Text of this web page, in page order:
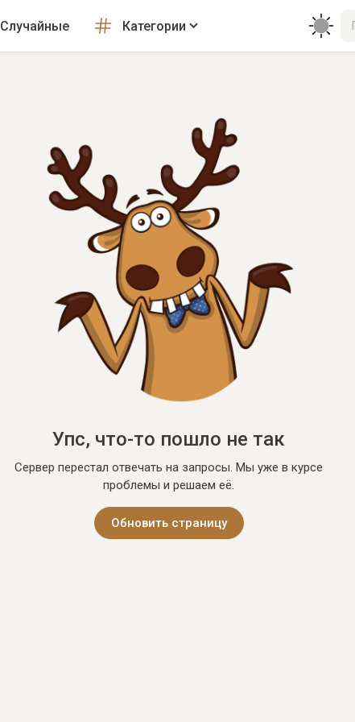
Случайные Категории
Упс, что-то пошло не так
Сервер перестал отвечать на запросы. Мы уже в курсе
проблемы и решаем её.
Обновить страницу